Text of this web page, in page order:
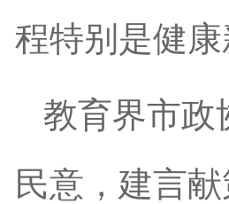
程特别是健
教育界市政
民意，建言